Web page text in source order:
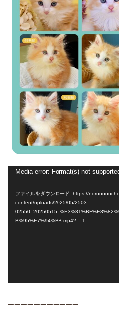
Media error: Format(s) not
ファイルをダウンロード: https://
content/uploads/2025/05/2503-
B%95%E7%94%BB.mp4?_=1
———————————